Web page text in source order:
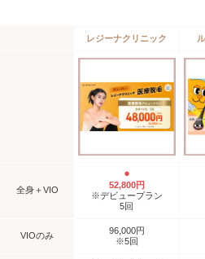
東京でジェントルマックス
東京でジェントルマックス
ックまとめ
レジーナクリニック
全身＋VIO
◉
52,800円
※デビュープラン
5回
VIOのみ
96,000円
※5回